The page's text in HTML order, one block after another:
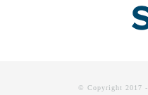
© Copyright 2017 -